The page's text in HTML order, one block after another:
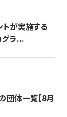
トが実施する
グラ...
体一覧【8月